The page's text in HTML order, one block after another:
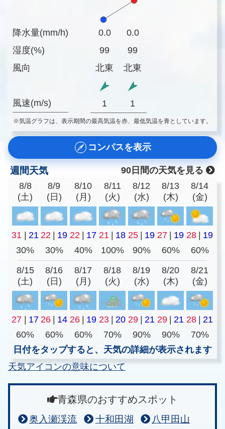
降水量(mm/h)
湿度(%)
風向
風速(m/s)
0.0
0.0
99
99
北東
北東
1 1
※気温グラフは、表示期間の最高気温を赤、最低気温を青としています。
コンパスを表示
週間天気
90日間の天気を見る
8/8
(土)
8/9
(日)
8/10
(月)
8/11
(火)
8/12
(水)
8/13
(木)
8/14
(金)
31 | 21 22 | 19 22 | 17 21 | 18 25 | 19 27 | 19 28 | 19
30%
30% 40% 100% 90% 60% 60%
8/15
(土)
8/16
(日)
8/17
(月)
8/18
(火)
8/19
(水)
8/20
(木)
8/21
(金)
27 17 26 14 26 19 23 20 29 21 29 21 28
21
60%
60% 60% 70% 90% 90%
70%
日付をタップすると、天気の詳細が表示されます
天気アイコンの意味について
青森県のおすすめスポット
奥入瀬渓流 十和田湖
八甲田山